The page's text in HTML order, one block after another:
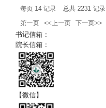
每页 14 记录 总共 2231 记录
第一页
<<上一页 下一页>>
书记信箱：
院长信箱：
【微信】